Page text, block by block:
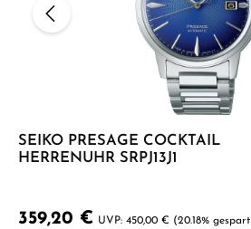
SEIKO PRESAGE COCKTAIL
HERRENUHR SRPJ13J1
359,20 € 450,00 € (20.18%